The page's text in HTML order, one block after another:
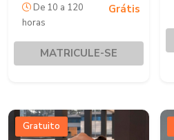
De 10 a 120
horas
Grátis
MATRICULE-SE
Gratuito